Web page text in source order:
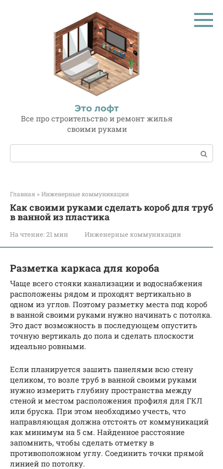
Это лофт
Все про строительство и ремонт жилья
своими руками
Поиск:
Главная » Инженерные коммуникации
Как своими руками сделать короб для труб
в ванной из пластика
На чтение: 21 мин Инженерные коммуникации
Разметка каркаса для короба
Чаще всего стояки канализации и водоснабжения
расположены рядом и проходят вертикально в
одном из углов. Поэтому разметку места под короб
в ванной своими руками нужно начинать с потолка.
Это даст возможность в последующем опустить
точную вертикаль до пола и сделать плоскости
идеально ровными.
Если планируется зашить панелями всю стену
целиком, то возле труб в ванной своими руками
нужно измерить глубину пространства между
стеной и местом расположения профиля для ГКЛ
или бруска. При этом необходимо учесть, что
направляющая должна отстоять от коммуникаций
как минимум на 5 см. Найденное расстояние
запомнить, чтобы сделать отметку в
противоположном углу. Соединить точки прямой
линией по потолку.